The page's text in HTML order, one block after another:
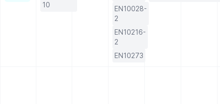
10
EN10028-
2
EN10216-
2
EN10273